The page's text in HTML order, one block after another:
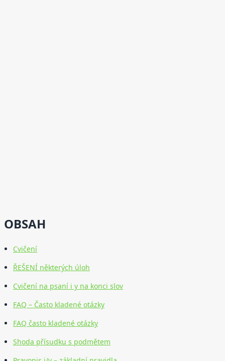
OBSAH
Cvičení
ŘEŠENÍ některých úloh
Cvičení na psaní i y na konci slov
FAQ – Často kladené otázky
FAQ často kladené otázky
Shoda přísudku s podmětem